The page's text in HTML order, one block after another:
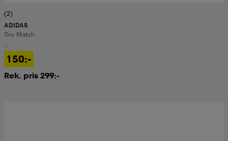
(2)
ADIDAS
Tiro Match
150:-
Rek. pris 299:-